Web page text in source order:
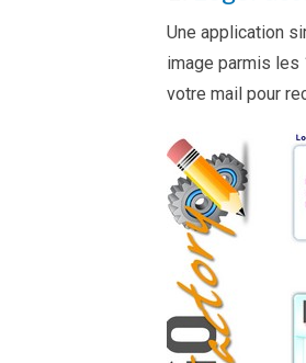
Une application
image parmis
votre mail pour